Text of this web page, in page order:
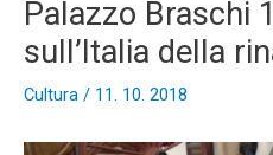
Palazzo Braschi
sull’Italia della
Cultura / 11. 10. 2018